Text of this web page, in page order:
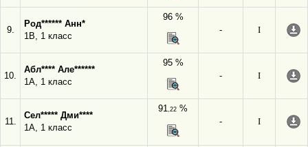
9.
Род****** Анн*
1В, 1 класс
96 %
-
I
10.
Абл**** Але******
1А, 1 класс
95 %
-
I
11.
Сел***** Дми****
1А, 1 класс
91,22 %
-
I